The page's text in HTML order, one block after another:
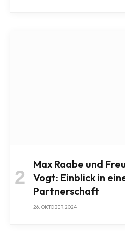
Max Raabe und
Vogt: Einblick in
Partnerschaft
26. OKTOBER 2024